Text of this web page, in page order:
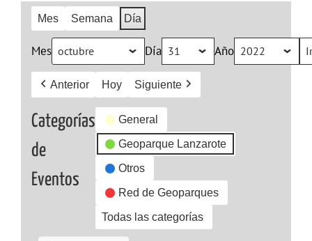
Mes Semana Día
Mes Día Año
Anterior Hoy Siguiente
Categorías
de
Eventos
General
Geoparque Lanzarote
Otros
Red de Geoparques
Todas las categorías